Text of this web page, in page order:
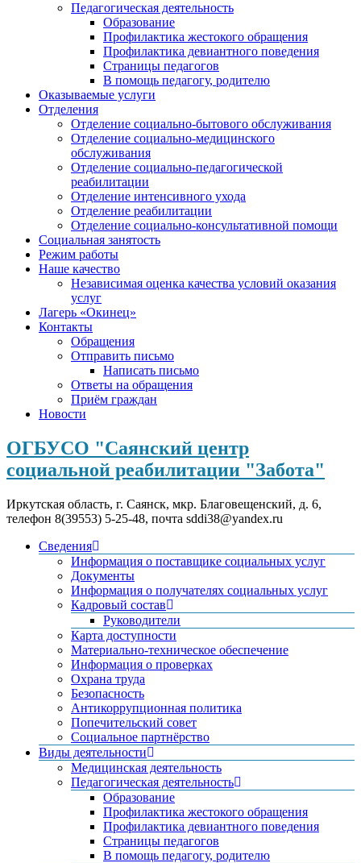
Педагогическая деятельность
Образование
Профилактика жестокого обращения
Профилактика девиантного поведения
Страницы педагогов
В помощь педагогу, родителю
Оказываемые услуги
Отделения
Отделение социально-бытового обслуживания
Отделение социально-медицинского
обслуживания
Отделение социально-педагогической
реабилитации
Отделение интенсивного ухода
Отделение реабилитации
Отделение социально-консультативной помощи
Социальная занятость
Режим работы
Наше качество
Независимая оценка качества условий оказания
услуг
Лагерь «Окинец»
Контакты
Обращения
Отправить письмо
Написать письмо
Ответы на обращения
Приём граждан
Новости
ОГБУСО "Саянский центр
социальной реабилитации "Забота"
Иркутская область, г. Саянск, мкр. Благовещенский, д. 6,
телефон 8(39553) 5-25-48, почта sddi38@yandex.ru
Сведения
Информация о поставщике социальных услуг
Документы
Информация о получателях социальных услуг
Кадровый состав
Руководители
Карта доступности
Материально-техническое обеспечение
Информация о проверках
Охрана труда
Безопасность
Антикоррупционная политика
Попечительский совет
Социальное партнёрство
Виды деятельности
Медицинская деятельность
Педагогическая деятельность
Образование
Профилактика жестокого обращения
Профилактика девиантного поведения
Страницы педагогов
В помощь педагогу, родителю